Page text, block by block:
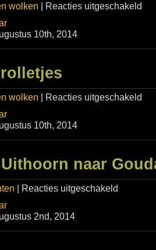
wolken | Reacties uitgeschakeld
10th, 2014
wolken | Reacties uitgeschakeld
10th, 2014
naar
| Reacties uitgeschakeld
2nd, 2014